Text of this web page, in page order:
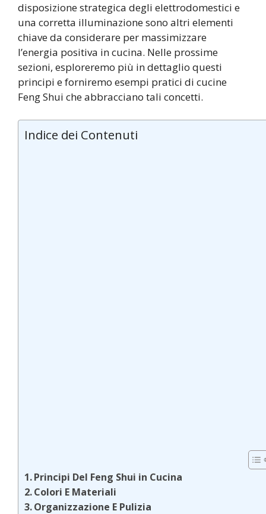
disposizione strategica degli elettrodomestici e
una corretta illuminazione sono altri elementi
chiave da considerare per massimizzare
l’energia positiva in cucina. Nelle prossime
sezioni, esploreremo più in dettaglio questi
principi e forniremo esempi pratici di cucine
Feng Shui che abbracciano tali concetti.
Indice dei Contenuti
Principi Del Feng Shui in Cucina
Colori E Materiali
Organizzazione E Pulizia